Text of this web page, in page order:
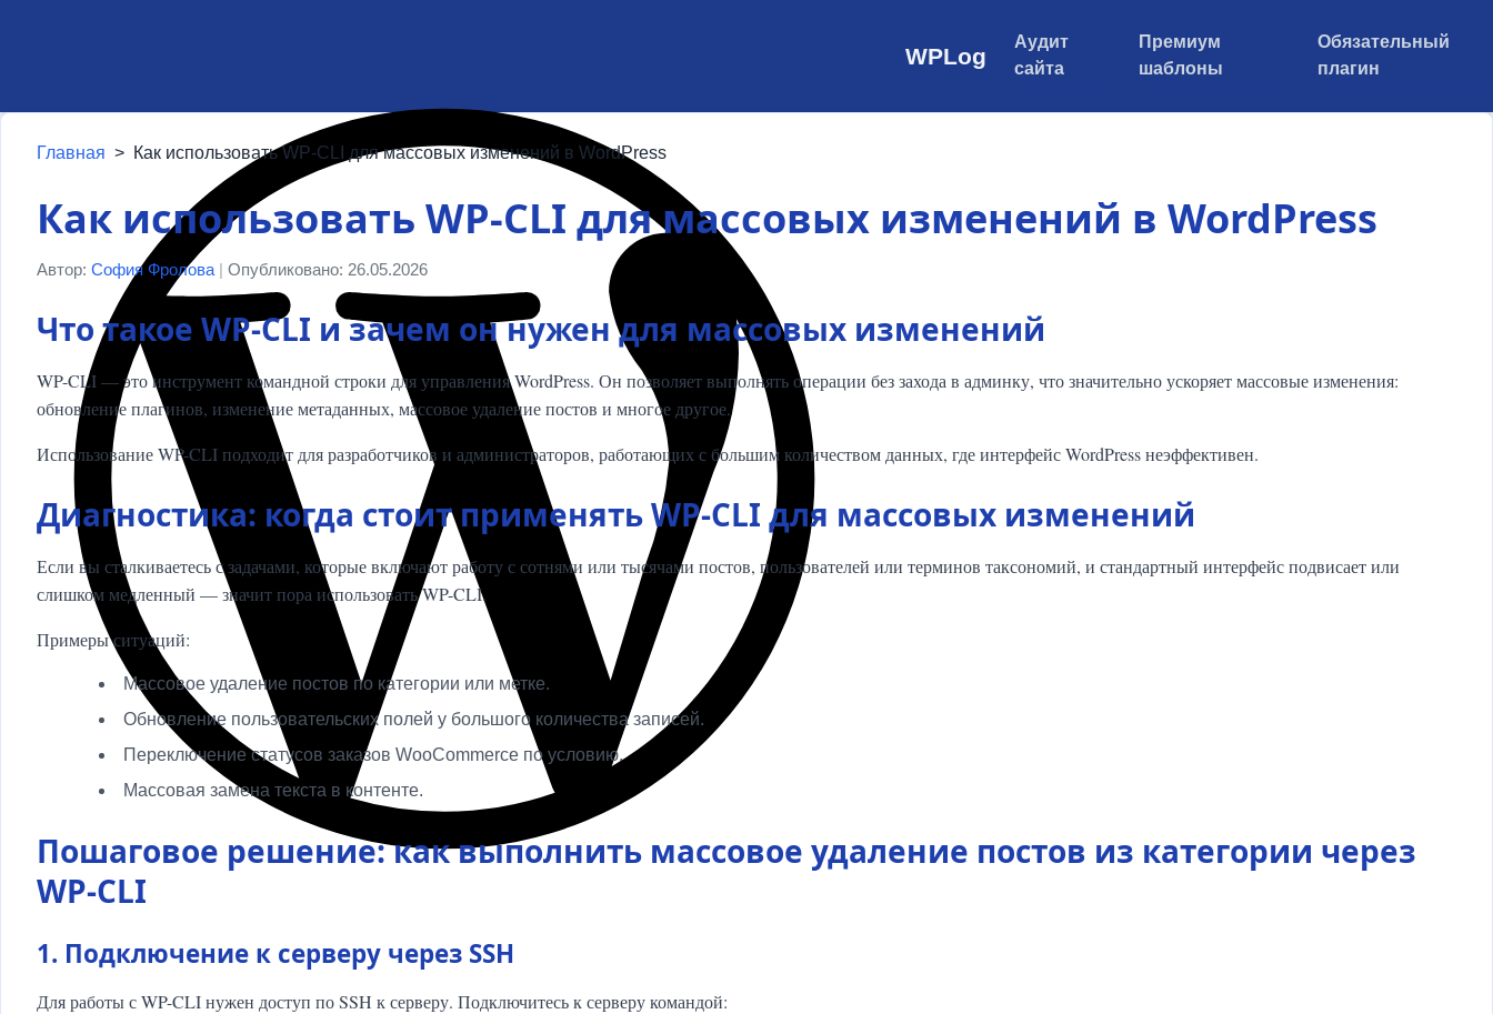
WPLog
Аудит
сайта
Премиум
шаблоны
Обязательный
плагин
Главная > Как использовать WP-CLI для массовых изменений в WordPress
Как использовать WP-CLI для массовых изменений в WordPress
Автор: София Фролова | Опубликовано: 26.05.2026
Что такое WP-CLI и зачем он нужен для массовых изменений
WP-CLI — это инструмент командной строки для управления WordPress. Он позволяет выполнять операции без захода в админку, что значительно ускоряет массовые изменения:
обновление плагинов, изменение метаданных, массовое удаление постов и многое другое.
Использование WP-CLI подходит для разработчиков и администраторов, работающих с большим количеством данных, где интерфейс WordPress неэффективен.
Диагностика: когда стоит применять WP-CLI для массовых изменений
Если вы сталкиваетесь с задачами, которые включают работу с сотнями или тысячами постов, пользователей или терминов таксономий, и стандартный интерфейс подвисает или
слишком медленный — значит пора использовать WP-CLI.
Примеры ситуаций:
Массовое удаление постов по категории или метке.
Обновление пользовательских полей у большого количества записей.
Переключение статусов заказов WooCommerce по условию.
Массовая замена текста в контенте.
Пошаговое решение: как выполнить массовое удаление постов из категории через
WP-CLI
1. Подключение к серверу через SSH
Для работы с WP-CLI нужен доступ по SSH к серверу. Подключитесь к серверу командой: